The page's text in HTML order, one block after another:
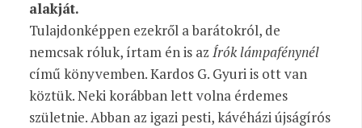
alakját.
Tulajdonképpen ezekről a barátokról, de
nemcsak róluk, írtam én is az Írók lámpafénynél
című könyvemben. Kardos G. Gyuri is ott van
köztük. Neki korábban lett volna érdemes
születnie. Abban az igazi pesti, kávéházi újságírós